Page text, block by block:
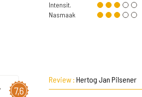
Intensit.
Nasmaak
7,6
Review : Hertog Jan Pilsener